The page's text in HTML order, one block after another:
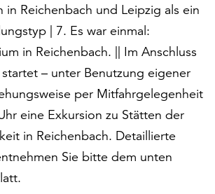
in Reichenbach und Leipzig als ein
| 7. Es war einmal:
in Reichenbach. || Im Anschluss
– unter Benutzung eigener
per Mitfahrgelegenheit
eine Exkursion zu Stätten der
in Reichenbach. Detaillierte
Sie bitte dem unten